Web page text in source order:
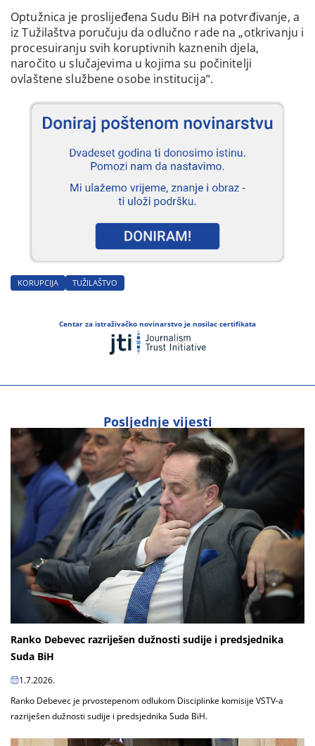
Optužnica je proslijeđena Sudu BiH na potvrđivanje, a
iz Tužilaštva poručuju da odlučno rade na „otkrivanju i
procesuiranju svih koruptivnih kaznenih djela,
naročito u slučajevima u kojima su počinitelji
ovlaštene službene osobe institucija“.
KORUPCIJA TUŽILAŠTVO
Centar za istraživačko novinarstvo je nosilac certifikata
Posljednje vijesti
Ranko Debevec razriješen dužnosti sudije i predsjednika
Suda BiH
1.7.2026.
Ranko Debevec je prvostepenom odlukom Disciplinke komisije VSTV-a
razriješen dužnosti sudije i predsjednika Suda BiH.